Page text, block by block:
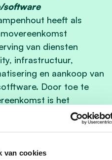
van cookies
software
heeft als
van diensten
infrastructuur,
en aankoop van
Door toe te
is het
van de verplichting
uit te voeren en
worden met de